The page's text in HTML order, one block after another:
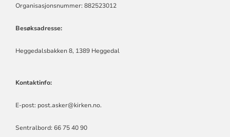
Organisasjonsnummer: 882523012
Besøksadresse:
Heggedalsbakken 8, 1389 Heggedal
Kontaktinfo:
E-post: post.asker@kirken.no.
Sentralbord: 66 75 40 90